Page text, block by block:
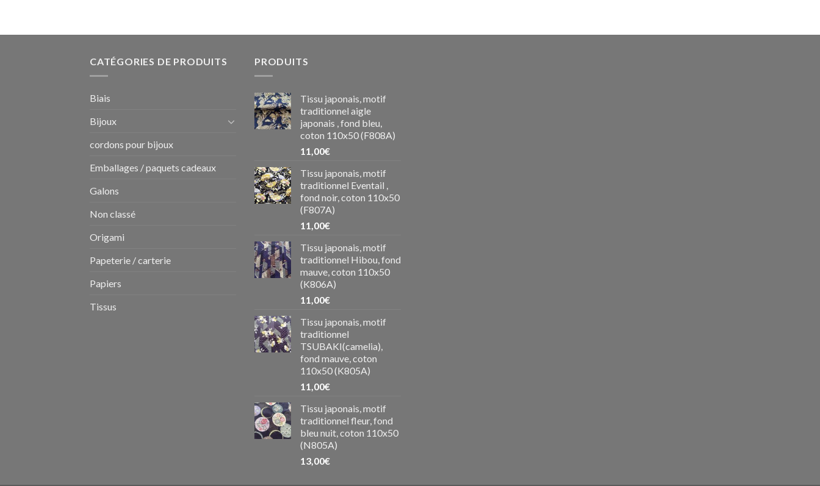
CATÉGORIES DE PRODUITS
Biais
Bijoux
cordons pour bijoux
Emballages / paquets cadeaux
Galons
Non classé
Origami
Papeterie / carterie
Papiers
Tissus
PRODUITS
Tissu japonais, motif
traditionnel aigle
japonais , fond bleu,
coton 110x50 (F808A)
11,00€
Tissu japonais, motif
traditionnel Eventail ,
fond noir, coton 110x50
(F807A)
11,00€
Tissu japonais, motif
traditionnel Hibou, fond
mauve, coton 110x50
(K806A)
11,00€
Tissu japonais, motif
traditionnel
TSUBAKI(camelia),
fond mauve, coton
110x50 (K805A)
11,00€
Tissu japonais, motif
traditionnel fleur, fond
bleu nuit, coton 110x50
(N805A)
13,00€